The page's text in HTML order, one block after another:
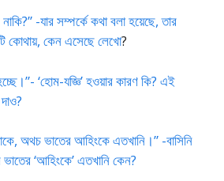
-যার সম্পর্কে কথা বলা হয়েছে, তার
কোথায়, কেন এসেছে লেখো?
‘হোম-যজ্ঞি’ হওয়ার কারণ কি? এই
অথচ ভাতের আহিংকে এতখানি।” -বাসিনি
‘আহিংকে’ এতখানি কেন?